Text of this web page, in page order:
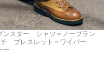
ンスター シャツ＝ノーブラン
ブレスレット＝ワイパー
ー